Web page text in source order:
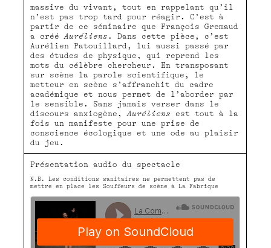
massive du vivant, tout en rappelant qu’il
n’est pas trop tard pour réagir. C’est à
partir de ce séminaire que François Gremaud
a crééAuréliens . Dans cette pièce, c’est
Aurélien Patouillard, lui aussi passé par
des études de physique, qui reprend les
mots du célèbre chercheur. En transposant
sur scène la parole scientifique, le
metteur en scène s’affranchit du cadre
académique et nous permet de l’aborder par
le sensible. Sans jamais verser dans le
discours anxiogène,Auréliens est tout à la
fois un manifeste pour une prise de
conscience écologique et une ode au plaisir
du jeu.
Présentation audio du spectacle
N.B. Les conditions sanitaires ne permettent pas de
mettre en place les Souffeurs de scène à La Fabrique
ComediedeValence·Auréliens